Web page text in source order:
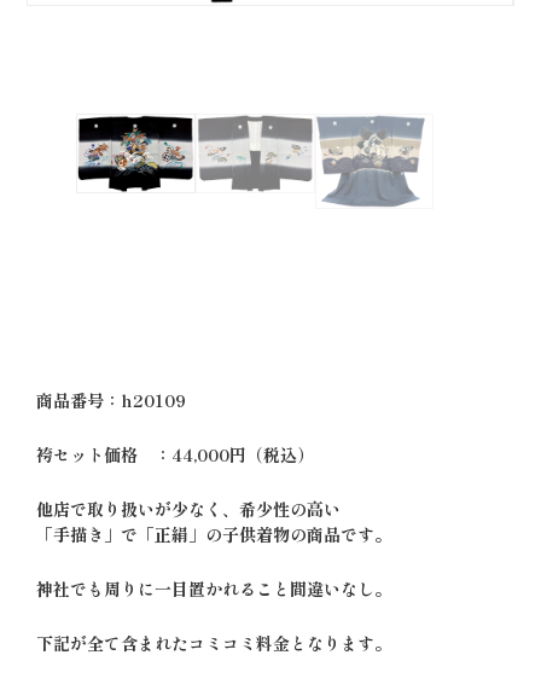
商品番号：h20109
袴セット価格 ：44,000円（税込）
他店で取り扱いが少なく、希少性の高い
「手描き」で「正絹」の子供着物の商品です。
神社でも周りに一目置かれること間違いなし。
下記が全て含まれたコミコミ料金となります。